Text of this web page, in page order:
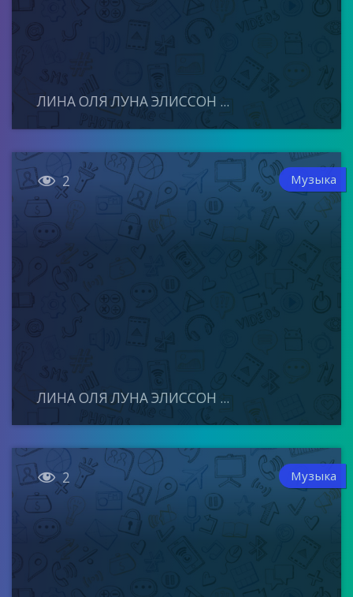
ЛИНА ОЛЯ ЛУНА ЭЛИССОН ...
 2 Музыка
ЛИНА ОЛЯ ЛУНА ЭЛИССОН ...
 2 Музыка